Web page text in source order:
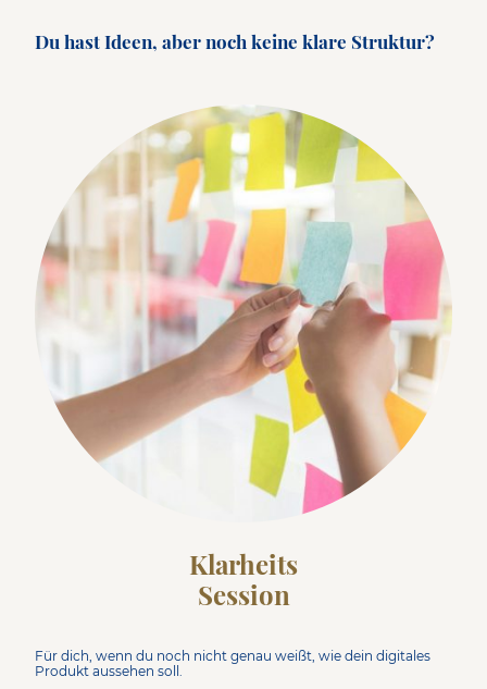
Du hast Ideen, aber noch keine klare Struktur?
Klarheits
Session
Für dich, wenn du noch nicht genau weißt, wie dein digitales
Produkt aussehen soll.